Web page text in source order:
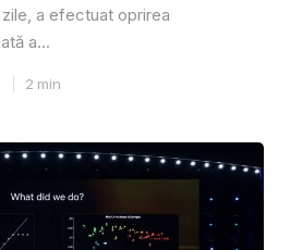
a efectuat oprirea
a...
2 min